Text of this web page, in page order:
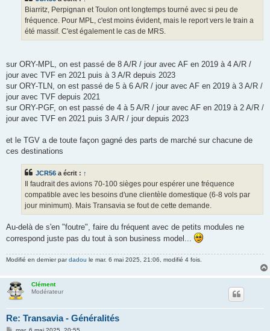
Biarritz, Perpignan et Toulon ont longtemps tourné avec si peu de
fréquence. Pour MPL, c'est moins évident, mais le report vers le train a
été massif. C'est également le cas de MRS.
sur ORY-MPL, on est passé de 8 A/R / jour avec AF en 2019 à 4 A/R /
jour avec TVF en 2021 puis à 3 A/R depuis 2023
sur ORY-TLN, on est passé de 5 à 6 A/R / jour avec AF en 2019 à 3 A/R /
jour avec TVF depuis 2021
sur ORY-PGF, on est passé de 4 à 5 A/R / jour avec AF en 2019 à 2 A/R /
jour avec TVF en 2021 puis 3 A/R / jour depuis 2023
et le TGV a de toute façon gagné des parts de marché sur chacune de
ces destinations
JCR56 a écrit : ↑
Il faudrait des avions 70-100 sièges pour espérer une fréquence
compatible avec les besoins d'une clientèle domestique (6-8 vols par
jour minimum). Mais Transavia se fout de cette demande.
Au-delà de s'en "foutre", faire du fréquent avec de petits modules ne
correspond juste pas du tout à son business model...
Modifié en dernier pardadou le mar. 6 mai 2025, 21:06, modifié 4 fois.
Clément
Modérateur
Re: Transavia - Généralités
M